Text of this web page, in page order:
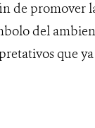
de promover
del
que